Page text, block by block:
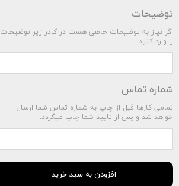
توضیحات
اگر نیاز به توضیحات خاصی هست در کادر زیر توضیحات
را وارد کنید.
شماره تماس
تمامی کارها قبل از چاپ به شماره تماس شما ارسال
خواهد شد و پس از تایید شما چاپ میگردد.
افزودن به سبد خرید